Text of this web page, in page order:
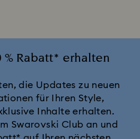
und Schmuckkollektion
Chroma Kollektion
Rabatt* erhalten
die Updates zu neuen
für Ihren Style,
Inhalte erhalten.
Swarovski Club an und